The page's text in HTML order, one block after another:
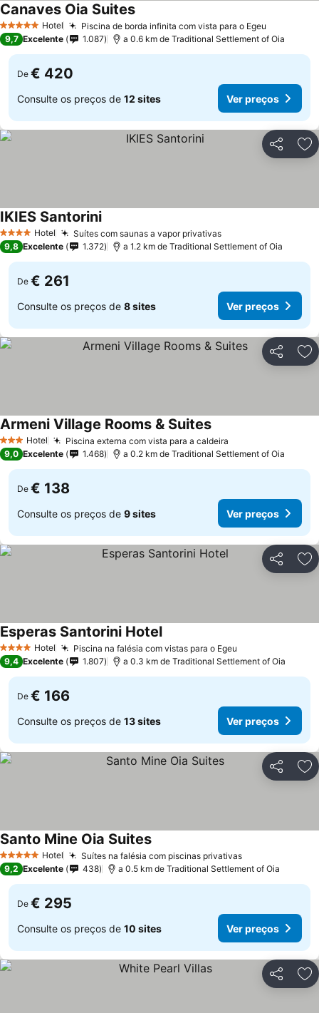
5 Estrelas Hotel Piscina de borda infinita com vista para o Egeu
Canaves Oia Suites
9,7 Excelente 1.087 a 0.6 km de Traditional Settlement of Oia
De € 420
Consulte os preços de 12 sites Ver preços
Partilhar
4 EstrelasHotel Suítes com saunas a vapor privativas
IKIES Santorini
9,8 Excelente 1.372 a 1.2 km de Traditional Settlement of Oia
De € 261
Consulte os preços de 8 sites Ver preços
Partilhar
3 EstrelasHotel Piscina externa com vista para a caldeira
Armeni Village Rooms & Suites
9,0 Excelente 1.468 a 0.2 km de Traditional Settlement of Oia
De € 138
Consulte os preços de 9 sites Ver preços
Partilhar
4 EstrelasHotel Piscina na falésia com vistas para o Egeu
Esperas Santorini Hotel
9,4 Excelente 1.807 a 0.3 km de Traditional Settlement of Oia
De € 166
Consulte os preços de 13 sites Ver preços
Partilhar
5 Estrelas Hotel Suítes na falésia com piscinas privativas
Santo Mine Oia Suites
9,2 Excelente 438 a 0.5 km de Traditional Settlement of Oia
De € 295
Consulte os preços de 10 sites Ver preços
Partilhar